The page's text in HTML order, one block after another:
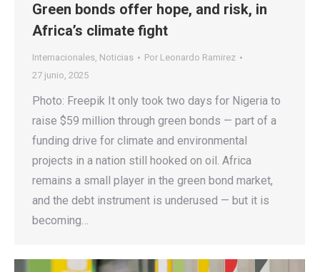
Green bonds offer hope, and risk, in
Africa’s climate fight
Internacionales, Noticias Por Leonardo Ramirez
27 junio, 2025
Photo: Freepik It only took two days for Nigeria to
raise $59 million through green bonds — part of a
funding drive for climate and environmental
projects in a nation still hooked on oil. Africa
remains a small player in the green bond market,
and the debt instrument is underused — but it is
becoming…